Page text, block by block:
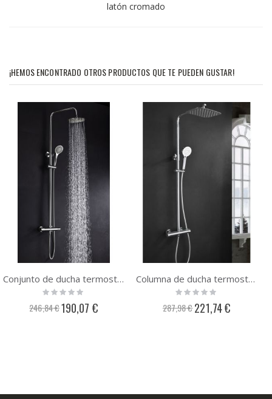
latón cromado
¡HEMOS ENCONTRADO OTROS PRODUCTOS QUE TE PUEDEN GUSTAR!
Conjunto de ducha termostatica Imex Creta BTC018
Rating:
0%
246,84 €Precio
especial
190,07 €
Columna de ducha termostatica Imex Praga BTP012
Rating:
0%
287,98 € Precio
especial
221,74 €